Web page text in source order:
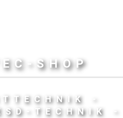
SHOP
-
TECHNIK -